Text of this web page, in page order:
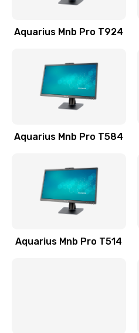
990
Замена
Aquarius Mnb Pro T924
Aquarius Mnb Pro T584
Aquarius Mnb Pro T514